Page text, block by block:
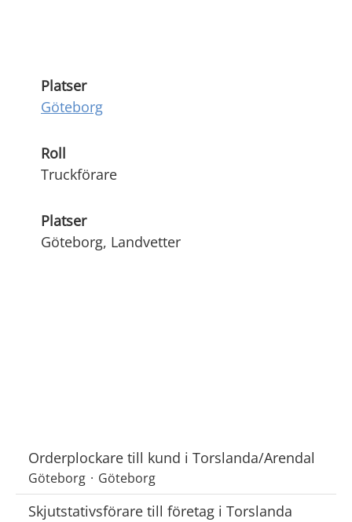
Platser
Göteborg
Roll
Truckförare
Platser
Göteborg, Landvetter
Orderplockare till kund i Torslanda/Arendal
Göteborg · Göteborg
Skjutstativsförare till företag i Torslanda